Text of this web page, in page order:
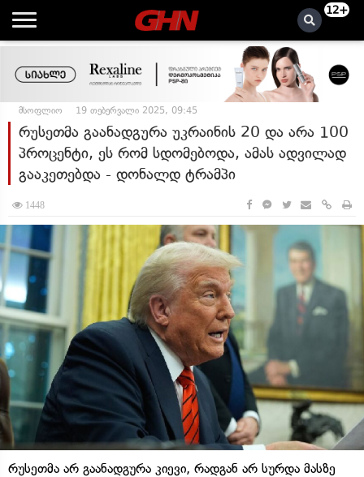
12+
მსოფლიო 19 თებერვალი 2025, 09:45
რუსეთმა გაანადგურა უკრაინის 20 და არა 100
პროცენტი, ეს რომ სდომებოდა, ამას ადვილად
გააკეთებდა - დონალდ ტრამპი
1448
რუსეთმა არ გაანადგურა კიევი, რადგან არ სურდა მასზე